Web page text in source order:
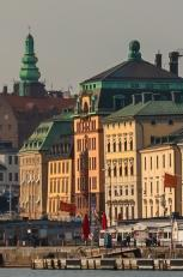
INTERESSI